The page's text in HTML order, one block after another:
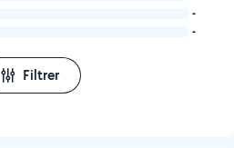
-
-
Filtrer